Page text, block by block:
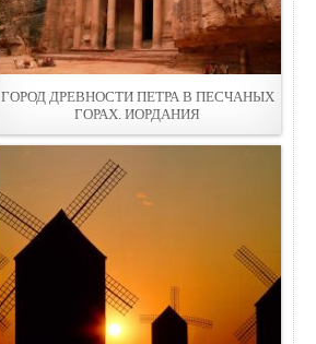
ГОРОД ДРЕВНОСТИ ПЕТРА В ПЕСЧАНЫХ
ГОРАХ. ИОРДАНИЯ